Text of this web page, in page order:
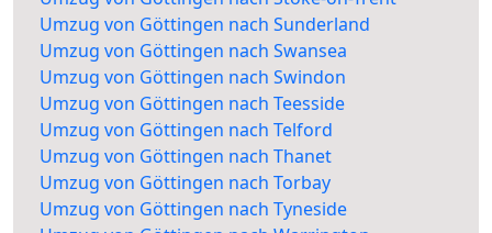
Umzug von Göttingen nach Sunderland
Umzug von Göttingen nach Swansea
Umzug von Göttingen nach Swindon
Umzug von Göttingen nach Teesside
Umzug von Göttingen nach Telford
Umzug von Göttingen nach Thanet
Umzug von Göttingen nach Torbay
Umzug von Göttingen nach Tyneside